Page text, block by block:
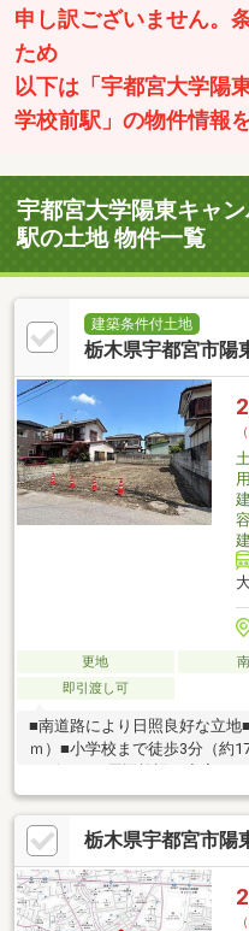
申し訳ございません。
ため
以下は「宇都宮大学陽
学校前駅」の物件情報
宇都宮大学陽東キャ
駅の土地 物件一覧
建築条件付土地
栃木県宇都宮市陽
更地
即引渡し可
■南道路により日照良好な立地
ｍ）■小学校まで徒歩3分（約
栃木県宇都宮市陽